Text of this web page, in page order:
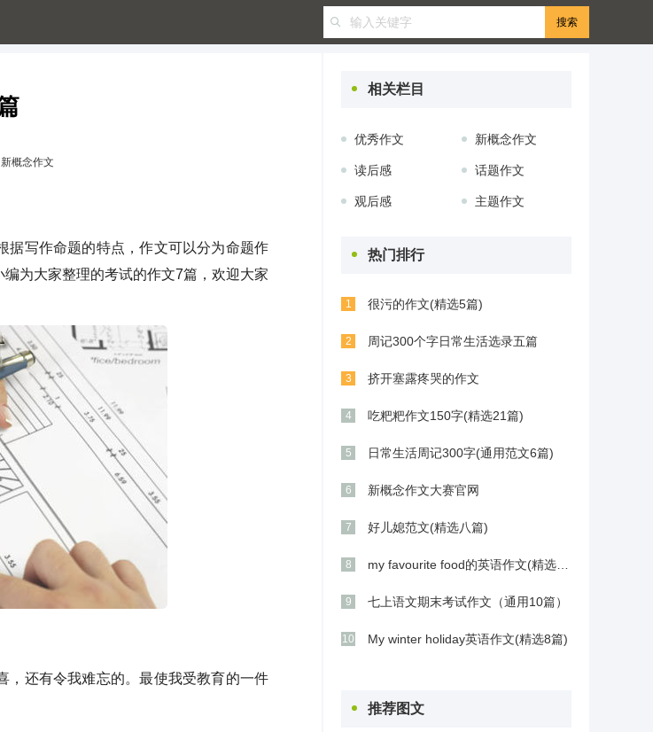
新概念作文
写作命题的特点，作文可以分为命题作
为大家整理的考试的作文7篇，欢迎大家
还有令我难忘的。最使我受教育的一件
相关栏目
优秀作文 新概念作文
读后感 话题作文
观后感 主题作文
热门排行
1 很污的作文(精选5篇)
2 周记300个字日常生活选录五篇
3 挤开塞露疼哭的作文
4 吃粑粑作文150字(精选21篇)
5 日常生活周记300字(通用范文6篇)
6 新概念作文大赛官网
7 好儿媳范文(精选八篇)
8
9 七上语文期末考试作文（通用10篇）
10 My winter holiday英语作文(精选8篇)
推荐图文